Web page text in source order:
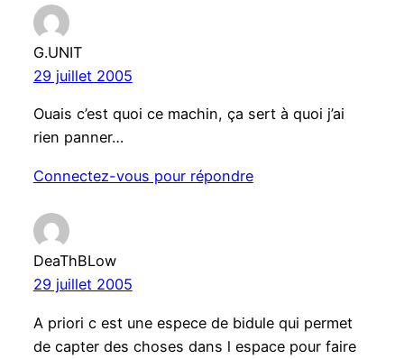
G.UNIT
29 juillet 2005
Ouais c’est quoi ce machin, ça sert à quoi j’ai
rien panner…
Connectez-vous pour répondre
DeaThBLow
29 juillet 2005
A priori c est une espece de bidule qui permet
de capter des choses dans l espace pour faire